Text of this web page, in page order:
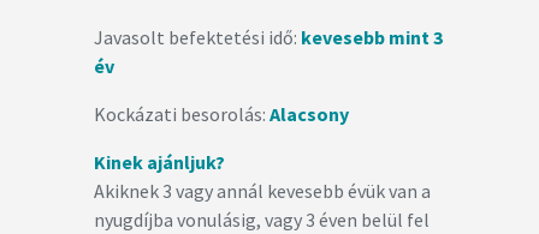
Javasolt befektetési idő: kevesebb mint 3
év
Kockázati besorolás: Alacsony
Kinek ajánljuk?
Akiknek 3 vagy annál kevesebb évük van a
nyugdíjba vonulásig, vagy 3 éven belül fel